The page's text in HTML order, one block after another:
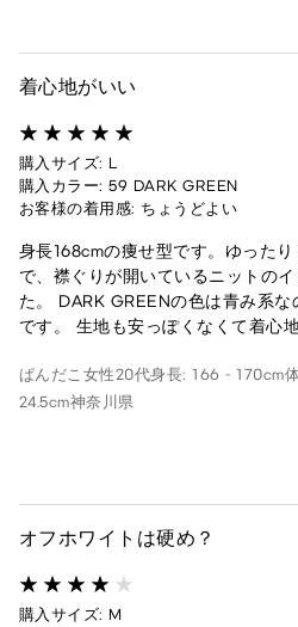
着心地がいい
購入サイズ: L
購入カラー: 59 DARK GREEN
お客様の着用感: ちょうどよい
身長168cmの痩せ型です。ゆった
で、襟ぐりが開いているニットの
た。 DARK GREENの色は青み系
です。 生地も安っぽくなくて着心
ぱんだこ 女性20代身長: 166 - 170cm
24.5cm神奈川県
オフホワイトは硬め？
購入サイズ: M